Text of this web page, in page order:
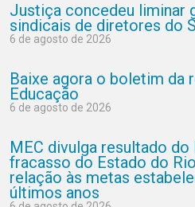
Justiça concedeu liminar
sindicais de diretores do
6 de agosto de 2026
Baixe agora o boletim da
Educação
6 de agosto de 2026
MEC divulga resultado
fracasso do Estado do
relação às metas
últimos anos